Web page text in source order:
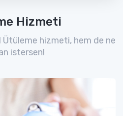
Hizmeti
hizmeti, hem de ne
istersen!